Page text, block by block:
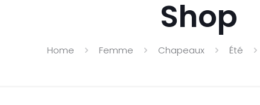
Shop
Home Femme Chapeaux Été